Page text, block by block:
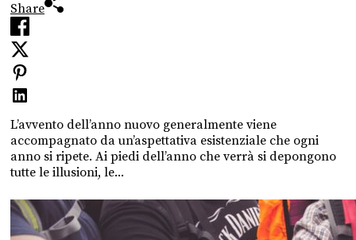
Share
L’avvento dell’anno nuovo generalmente viene
accompagnato da un’aspettativa esistenziale che ogni
anno si ripete. Ai piedi dell’anno che verrà si depongono
tutte le illusioni, le...